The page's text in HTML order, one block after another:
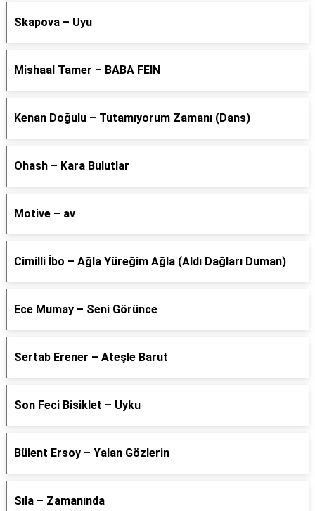
Skapova – Uyu
Mishaal Tamer – BABA FEIN
Kenan Doğulu – Tutamıyorum Zamanı (Dans)
Ohash – Kara Bulutlar
Motive – av
Cimilli İbo – Ağla Yüreğim Ağla (Aldı Dağları Duman)
Ece Mumay – Seni Görünce
Sertab Erener – Ateşle Barut
Son Feci Bisiklet – Uyku
Bülent Ersoy – Yalan Gözlerin
Sıla – Zamanında